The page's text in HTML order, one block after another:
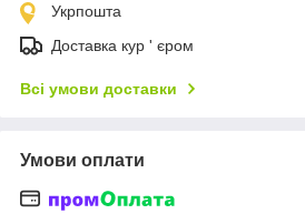
Укрпошта
Доставка кур ' єром
Всі умови доставки
Умови оплати